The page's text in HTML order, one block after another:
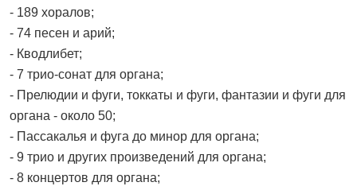
- 189 хоралов;
- 74 песен и арий;
- Кводлибет;
- 7 трио-сонат для органа;
- Прелюдии и фуги, токкаты и фуги, фантазии и фуги для
органа - около 50;
- Пассакалья и фуга до минор для органа;
- 9 трио и других произведений для органа;
- 8 концертов для органа;